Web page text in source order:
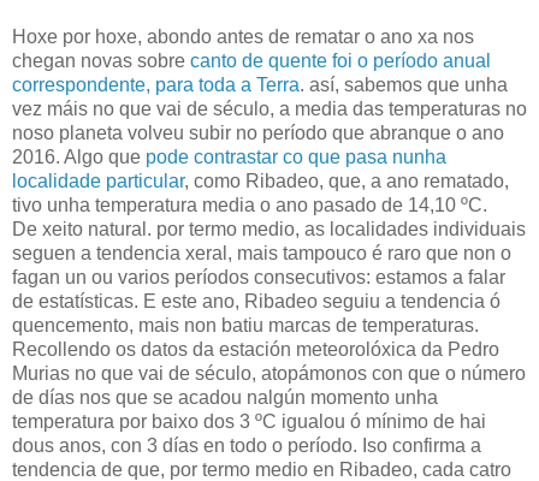
Hoxe por hoxe, abondo antes de rematar o ano xa nos
chegan novas sobre canto de quente foi o período anual
correspondente, para toda a Terra. así, sabemos que unha
vez máis no que vai de século, a media das temperaturas no
noso planeta volveu subir no período que abranque o ano
2016. Algo que pode contrastar co que pasa nunha
localidade particular, como Ribadeo, que, a ano rematado,
tivo unha temperatura media o ano pasado de 14,10 ºC.
De xeito natural. por termo medio, as localidades individuais
seguen a tendencia xeral, mais tampouco é raro que non o
fagan un ou varios períodos consecutivos: estamos a falar
de estatísticas. E este ano, Ribadeo seguiu a tendencia ó
quencemento, mais non batiu marcas de temperaturas.
Recollendo os datos da estación meteorolóxica da Pedro
Murias no que vai de século, atopámonos con que o número
de días nos que se acadou nalgún momento unha
temperatura por baixo dos 3 ºC igualou ó mínimo de hai
dous anos, con 3 días en todo o período. Iso confirma a
tendencia de que, por termo medio en Ribadeo, cada catro